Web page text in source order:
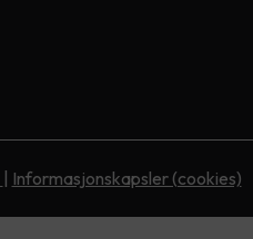
| Informasjonskapsler (cookies)